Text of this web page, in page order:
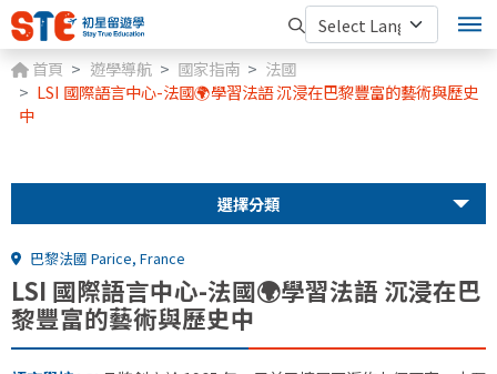
首頁 遊學導航 國家指南
法國
LSI 國際語言中心-法國🌍學習法語 沉浸在巴黎豐富的藝術與歷史
中
選擇分類
巴黎法國 Parice, France
LSI 國際語言中心-法國🌍學習法語 沉浸在巴
黎豐富的藝術與歷史中